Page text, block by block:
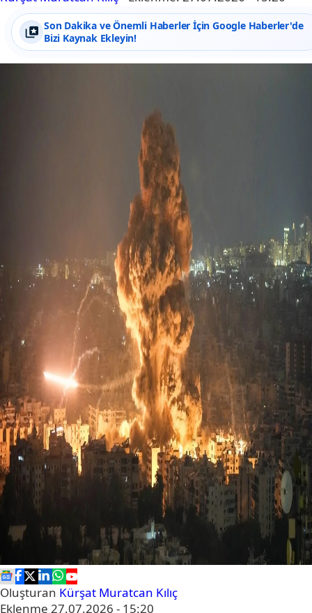
Son Dakika ve Önemli Haberler İçin Google Haberler'de
Bizi Kaynak Ekleyin!
Oluşturan Kürşat Muratcan Kılıç
Eklenme 27.07.2026 - 15:20